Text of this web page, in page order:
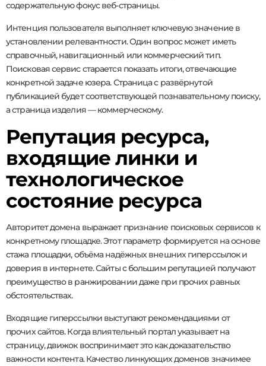
содержательную фокус веб-страницы.
Интенция пользователя выполняет ключевую значение в
установлении релевантности. Один вопрос может иметь
справочный, навигационный или коммерческий тип.
Поисковая сервис старается показать итоги, отвечающие
конкретной задаче юзера. Страница с развёрнутой
публикацией будет соответствующей познавательному поиску,
а страница изделия — коммерческому.
Репутация ресурса,
входящие линки и
технологическое
состояние ресурса
Авторитет домена выражает признание поисковых сервисов к
конкретному площадке. Этот параметр формируется на основе
стажа площадки, объёма надёжных внешних гиперссылок и
доверия в интернете. Сайты с большим репутацией получают
преимущество в ранжировании даже при прочих равных
обстоятельствах.
Входящие гиперссылки выступают рекомендациями от
прочих сайтов. Когда влиятельный портал указывает на
страницу, движок воспринимает это как доказательство
важности контента. Качество линкующих доменов значимее